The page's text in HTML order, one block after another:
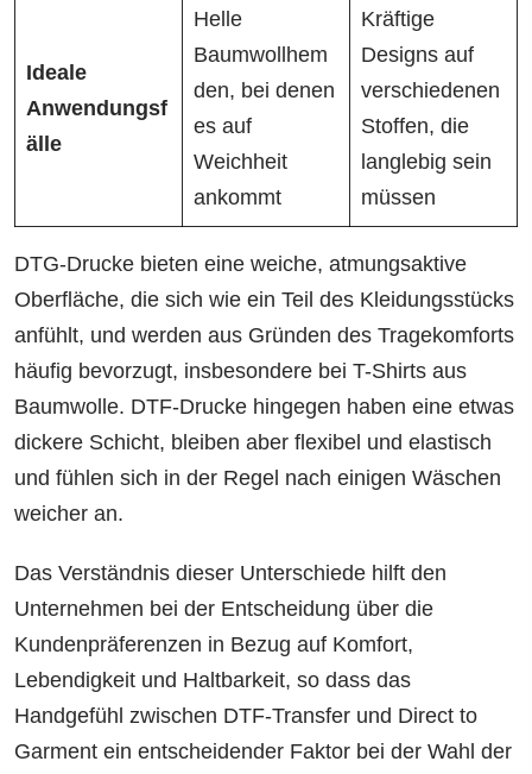
Ideale
Anwendungsf
älle
Helle
Baumwollhem
den, bei denen
es auf
Weichheit
ankommt
Kräftige
Designs auf
verschiedenen
Stoffen, die
langlebig sein
müssen
DTG-Drucke bieten eine weiche, atmungsaktive
Oberfläche, die sich wie ein Teil des Kleidungsstücks
anfühlt, und werden aus Gründen des Tragekomforts
häufig bevorzugt, insbesondere bei T-Shirts aus
Baumwolle. DTF-Drucke hingegen haben eine etwas
dickere Schicht, bleiben aber flexibel und elastisch
und fühlen sich in der Regel nach einigen Wäschen
weicher an.
Das Verständnis dieser Unterschiede hilft den
Unternehmen bei der Entscheidung über die
Kundenpräferenzen in Bezug auf Komfort,
Lebendigkeit und Haltbarkeit, so dass das
Handgefühl zwischen DTF-Transfer und Direct to
Garment ein entscheidender Faktor bei der Wahl der